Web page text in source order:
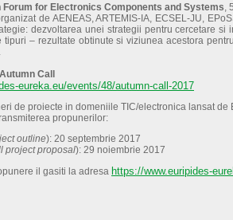
Forum for Electronics Components and Systems,
de AENEAS, ARTEMIS-IA, ECSEL-JU,
dezvoltarea unei strategii pentru
tipuri – rezultate obtinute si viziunea acestora
Call
eureka.eu/events/48/autumn-call-2017
de proiecte in domeniile TIC/electronica lansat
propunerilor:
outline): 20 septembrie 2017
project proposal): 29 noiembrie 2017
il gasiti la adresa https://www.euripides-